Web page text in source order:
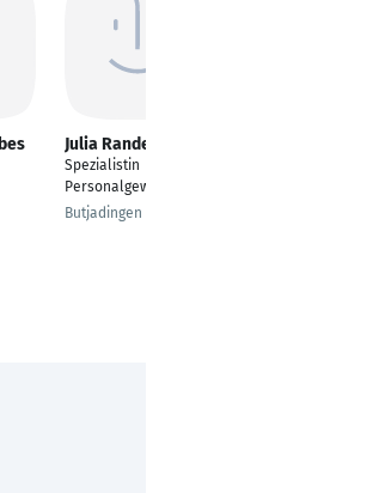
Julia Randelovic
Spezialistin
Personalgewinnung
Butjadingen